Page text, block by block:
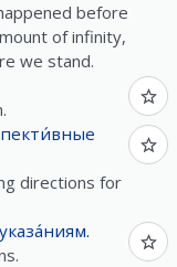
before
of infinity,
we stand.
directions for
указа́ниям.